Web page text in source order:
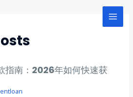
Main
指南：2026年如何快速获